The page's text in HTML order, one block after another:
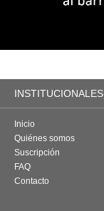
INSTITUCIONALES
Inicio
Quiénes somos
Suscripción
FAQ
Contacto